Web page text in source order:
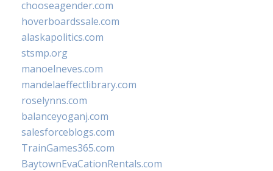
chooseagender.com
hoverboardssale.com
alaskapolitics.com
stsmp.org
manoelneves.com
mandelaeffectlibrary.com
roselynns.com
balanceyoganj.com
salesforceblogs.com
TrainGames365.com
BaytownEvaCationRentals.com